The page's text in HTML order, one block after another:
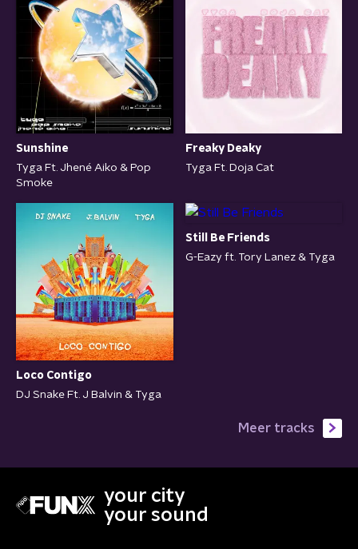
Sunshine
Tyga Ft. Jhené Aiko & Pop
Smoke
Freaky Deaky
Tyga Ft. Doja Cat
Loco Contigo
DJ Snake Ft. J Balvin & Tyga
Still Be Friends
G-Eazy ft. Tory Lanez & Tyga
Meer tracks
your city
your sound